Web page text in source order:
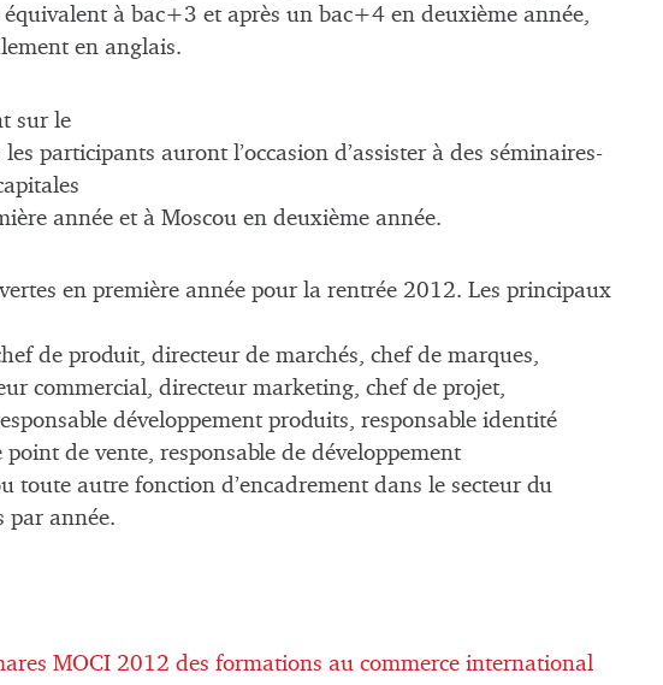
à bac+3 et après un bac+4 en deuxième année,
en anglais.
sur le
participants auront l’occasion d’assister à des séminaires-
année et à Moscou en deuxième année.
en première année pour la rentrée 2012. Les principaux
de produit, directeur de marchés, chef de marques,
commercial, directeur marketing, chef de projet,
développement produits, responsable identité
point de vente, responsable de développement
toute autre fonction d’encadrement dans le secteur du
par année.
MOCI 2012 des formations au commerce international